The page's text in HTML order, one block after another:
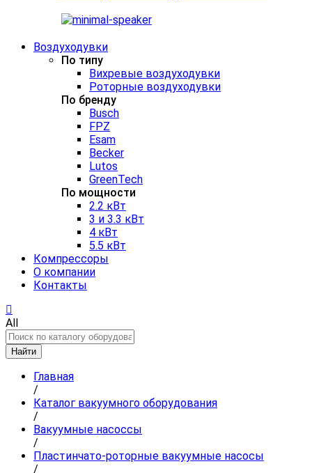
Воздуходувки
По типу
Вихревые воздуходувки
Роторные воздуходувки
По бренду
Busch
FPZ
Esam
Becker
Lutos
GreenTech
По мощности
2.2 кВт
3 и 3.3 кВт
4 кВт
5.5 кВт
Компрессоры
О компании
Контакты
All
Найти
Главная
/
Каталог вакуумного оборудования
/
Вакуумные насоссы
/
Пластинчато-роторные вакуумные насосы
/